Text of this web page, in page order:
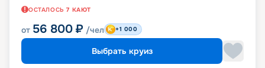
ОСТАЛОСЬ 7 КАЮТ
от 56 800 ₽ /чел +1 000
Выбрать круиз